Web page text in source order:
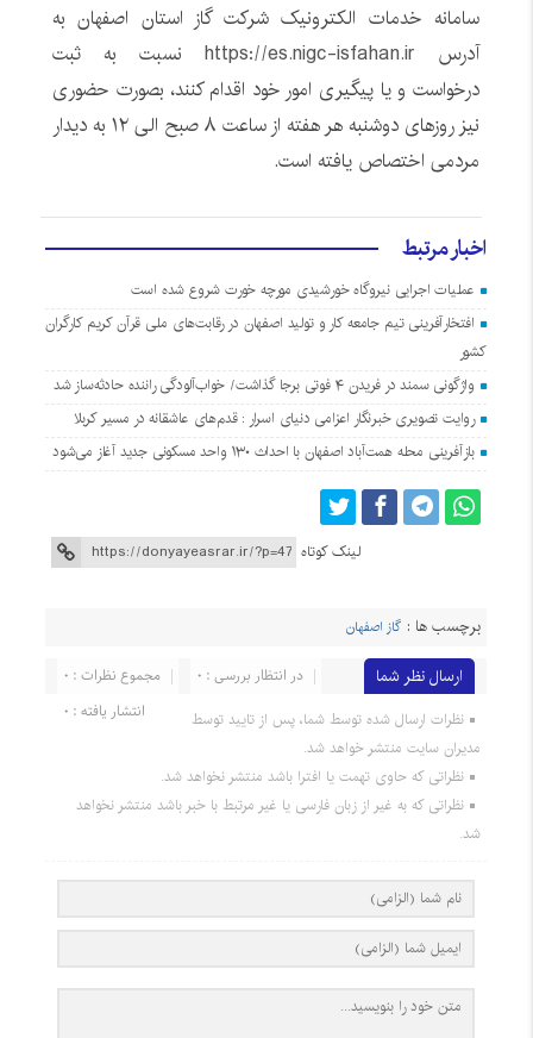
سامانه خدمات الکترونیک شرکت گاز استان اصفهان به
آدرس https://es.nigc-isfahan.irنسبت به ثبت
درخواست و یا پیگیری امور خود اقدام کنند، بصورت حضوری
نیز روزهای دوشنبه هر هفته از ساعت ۸ صبح الی ۱۲ به دیدار
مردمی اختصاص یافته است.
اخبار مرتبط
عملیات اجرایی نیروگاه خورشیدی مورچه خورت شروع شده است
افتخارآفرینی تیم جامعه کار و تولید اصفهان در رقابت‌های ملی قرآن کریم کارگران
کشور
واژگونی سمند در فریدن ۴ فوتی برجا گذاشت/ خواب‌آلودگی راننده حادثه‌ساز شد
روایت تصویری خبرنگار اعزامی دنیای اسرار : قدم‌های عاشقانه در مسیر کربلا
بازآفرینی محله همت‌آباد اصفهان با احداث ۱۳۰ واحد مسکونی جدید آغاز می‌شود
لینک کوتاه
برچسب ها : گاز اصفهان
ارسال نظر شما مجموع نظرات : 0
در انتظار بررسی : 0
انتشار یافته : 0
نظرات ارسال شده توسط شما، پس از تایید توسط
مدیران سایت منتشر خواهد شد.
نظراتی که حاوی تهمت یا افترا باشد منتشر نخواهد شد.
نظراتی که به غیر از زبان فارسی یا غیر مرتبط با خبر باشد منتشر نخواهد
شد.